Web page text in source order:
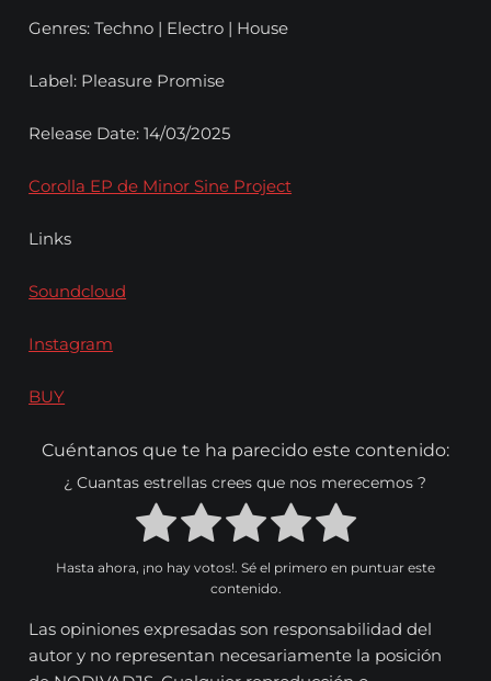
Genres: Techno | Electro | House
Label: Pleasure Promise
Release Date: 14/03/2025
Corolla EP de Minor Sine Project
Links
Soundcloud
Instagram
BUY
Cuéntanos que te ha parecido este contenido:
¿ Cuantas estrellas crees que nos merecemos ?
Hasta ahora, ¡no hay votos!. Sé el primero en puntuar este
contenido.
Las opiniones expresadas son responsabilidad del
autor y no representan necesariamente la posición